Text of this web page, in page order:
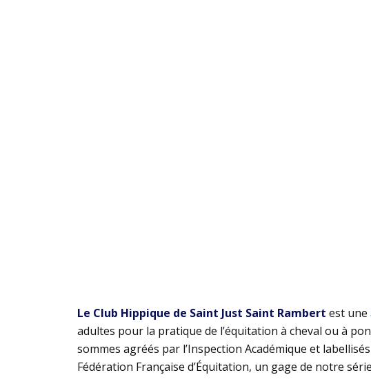
Le Club Hippique de Saint Just Saint Rambert est une
adultes pour la pratique de l’équitation à cheval ou à
sommes agréés par l’Inspection Académique et labellisés
Fédération Française d’Équitation, un gage de notre